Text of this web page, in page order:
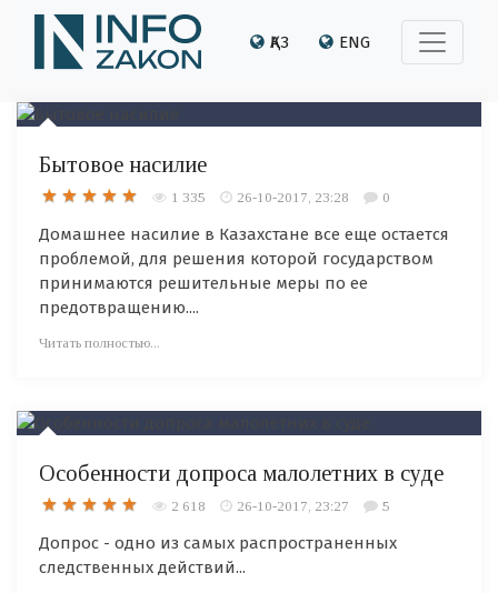
ҚАЗ ENG
Бытовое насилие
1 335 26-10-2017, 23:28 0
Домашнее насилие в Казахстане все еще остается
проблемой, для решения которой государством
принимаются решительные меры по ее
предотвращению....
Читать полностью...
Особенности допроса малолетних в суде
2 618 26-10-2017, 23:27 5
Допрос - одно из самых распространенных
следственных действий...